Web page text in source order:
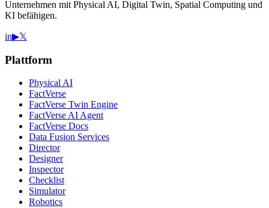
Unternehmen mit Physical AI, Digital Twin, Spatial Computing und
KI befähigen.
in▶𝕏
Plattform
Physical AI
FactVerse
FactVerse Twin Engine
FactVerse AI Agent
FactVerse Docs
Data Fusion Services
Director
Designer
Inspector
Checklist
Simulator
Robotics